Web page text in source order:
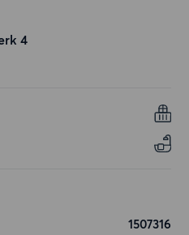
4
1507316